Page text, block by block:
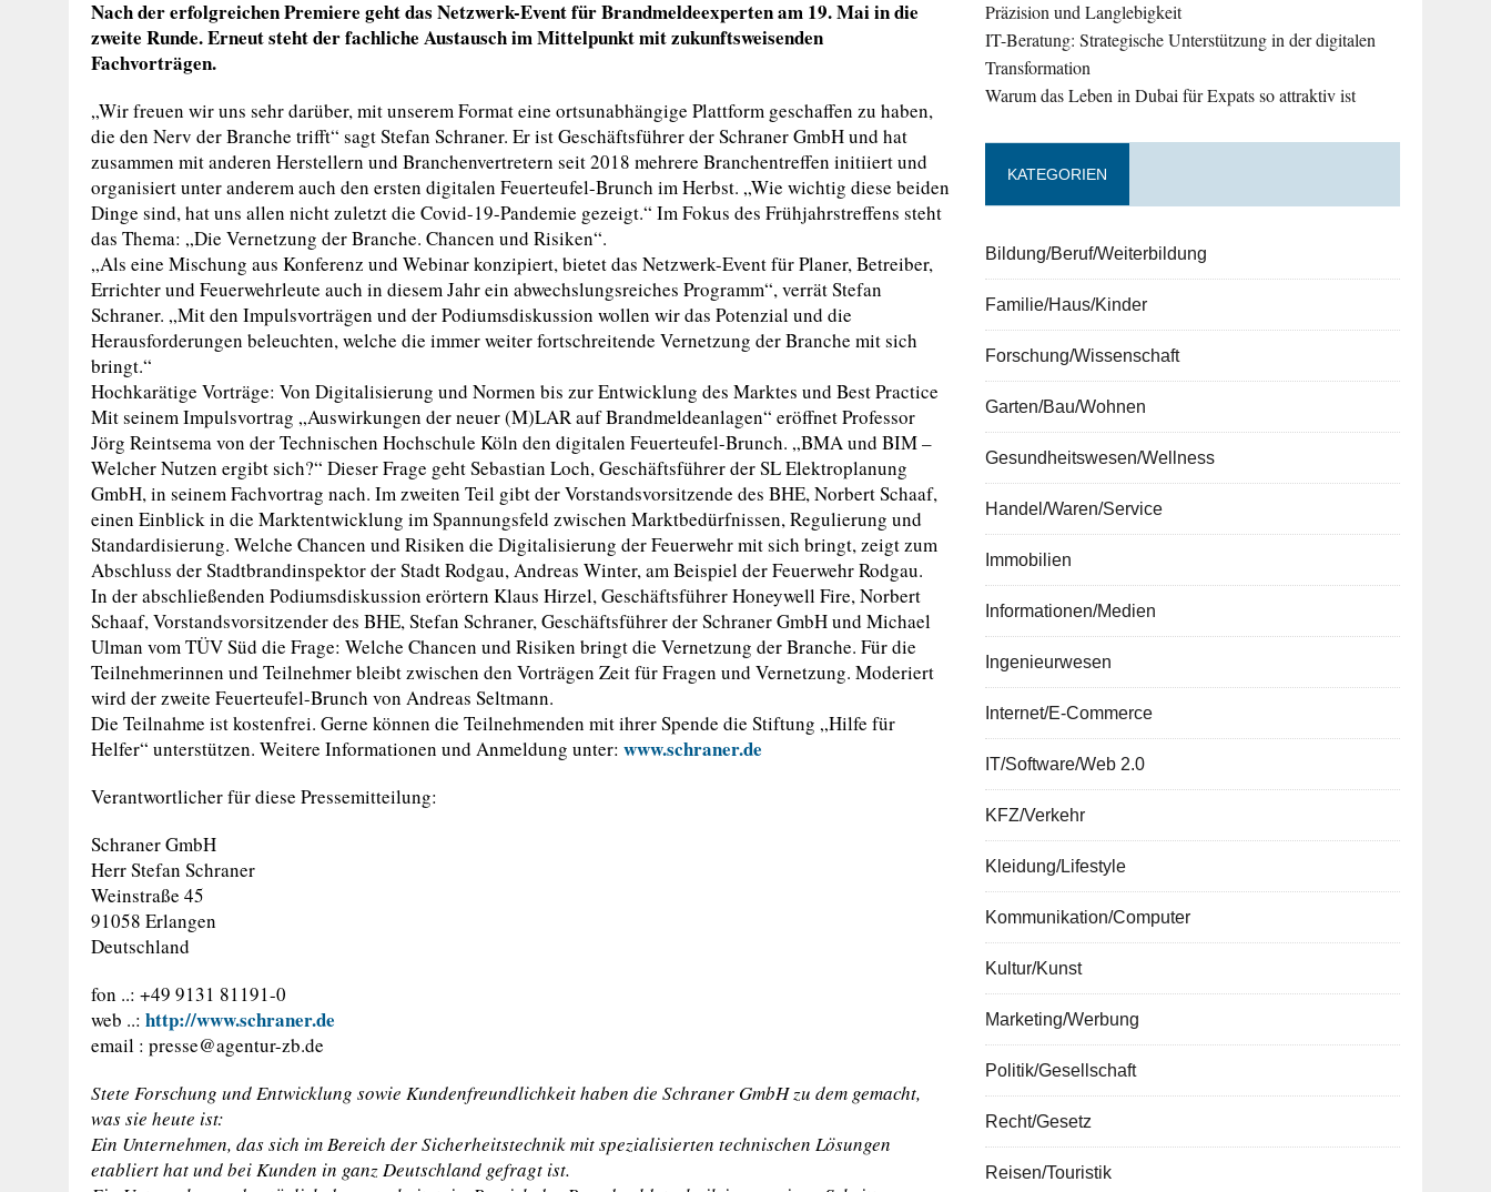
Nach der erfolgreichen Premiere geht das Netzwerk-Event für Brandmeldeexperten am 19. Mai in die
zweite Runde. Erneut steht der fachliche Austausch im Mittelpunkt mit zukunftsweisenden
Fachvorträgen.
„Wir freuen wir uns sehr darüber, mit unserem Format eine ortsunabhängige Plattform geschaffen zu haben,
die den Nerv der Branche trifft“ sagt Stefan Schraner. Er ist Geschäftsführer der Schraner GmbH und hat
zusammen mit anderen Herstellern und Branchenvertretern seit 2018 mehrere Branchentreffen initiiert und
organisiert unter anderem auch den ersten digitalen Feuerteufel-Brunch im Herbst. „Wie wichtig diese beiden
Dinge sind, hat uns allen nicht zuletzt die Covid-19-Pandemie gezeigt.“ Im Fokus des Frühjahrstreffens steht
das Thema: „Die Vernetzung der Branche. Chancen und Risiken“.
„Als eine Mischung aus Konferenz und Webinar konzipiert, bietet das Netzwerk-Event für Planer, Betreiber,
Errichter und Feuerwehrleute auch in diesem Jahr ein abwechslungsreiches Programm“, verrät Stefan
Schraner. „Mit den Impulsvorträgen und der Podiumsdiskussion wollen wir das Potenzial und die
Herausforderungen beleuchten, welche die immer weiter fortschreitende Vernetzung der Branche mit sich
bringt.“
Hochkarätige Vorträge: Von Digitalisierung und Normen bis zur Entwicklung des Marktes und Best Practice
Mit seinem Impulsvortrag „Auswirkungen der neuer (M)LAR auf Brandmeldeanlagen“ eröffnet Professor
Jörg Reintsema von der Technischen Hochschule Köln den digitalen Feuerteufel-Brunch. „BMA und BIM –
Welcher Nutzen ergibt sich?“ Dieser Frage geht Sebastian Loch, Geschäftsführer der SL Elektroplanung
GmbH, in seinem Fachvortrag nach. Im zweiten Teil gibt der Vorstandsvorsitzende des BHE, Norbert Schaaf,
einen Einblick in die Marktentwicklung im Spannungsfeld zwischen Marktbedürfnissen, Regulierung und
Standardisierung. Welche Chancen und Risiken die Digitalisierung der Feuerwehr mit sich bringt, zeigt zum
Abschluss der Stadtbrandinspektor der Stadt Rodgau, Andreas Winter, am Beispiel der Feuerwehr Rodgau.
In der abschließenden Podiumsdiskussion erörtern Klaus Hirzel, Geschäftsführer Honeywell Fire, Norbert
Schaaf, Vorstandsvorsitzender des BHE, Stefan Schraner, Geschäftsführer der Schraner GmbH und Michael
Ulman vom TÜV Süd die Frage: Welche Chancen und Risiken bringt die Vernetzung der Branche. Für die
Teilnehmerinnen und Teilnehmer bleibt zwischen den Vorträgen Zeit für Fragen und Vernetzung. Moderiert
wird der zweite Feuerteufel-Brunch von Andreas Seltmann.
Die Teilnahme ist kostenfrei. Gerne können die Teilnehmenden mit ihrer Spende die Stiftung „Hilfe für
Helfer“ unterstützen. Weitere Informationen und Anmeldung unter: www.schraner.de
Verantwortlicher für diese Pressemitteilung:
Schraner GmbH
Herr Stefan Schraner
Weinstraße 45
91058 Erlangen
Deutschland
fon ..: +49 9131 81191-0
web ..: http://www.schraner.de
email : presse@agentur-zb.de
Stete Forschung und Entwicklung sowie Kundenfreundlichkeit haben die Schraner GmbH zu dem gemacht,
was sie heute ist:
Ein Unternehmen, das sich im Bereich der Sicherheitstechnik mit spezialisierten technischen Lösungen
etabliert hat und bei Kunden in ganz Deutschland gefragt ist.
Präzision und Langlebigkeit
IT-Beratung: Strategische Unterstützung in der digitalen
Transformation
Warum das Leben in Dubai für Expats so attraktiv ist
KATEGORIEN
Bildung/Beruf/Weiterbildung
Familie/Haus/Kinder
Forschung/Wissenschaft
Garten/Bau/Wohnen
Gesundheitswesen/Wellness
Handel/Waren/Service
Immobilien
Informationen/Medien
Ingenieurwesen
Internet/E-Commerce
IT/Software/Web 2.0
KFZ/Verkehr
Kleidung/Lifestyle
Kommunikation/Computer
Kultur/Kunst
Marketing/Werbung
Politik/Gesellschaft
Recht/Gesetz
Reisen/Touristik